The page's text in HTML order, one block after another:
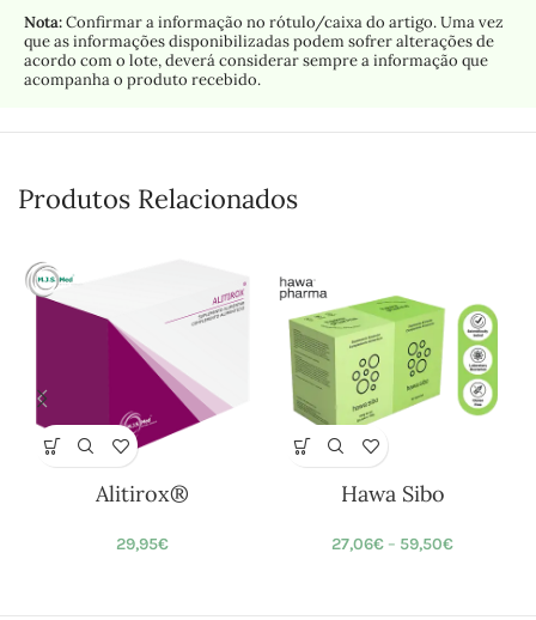
Nota:Confirmar a informação no rótulo/caixa do artigo. Uma vez
que as informações disponibilizadas podem sofrer alterações de
acordo com o lote, deverá considerar sempre a informação que
acompanha o produto recebido.
Produtos Relacionados
Alitirox®
29,95€
Hawa Sibo
27,06€ – 59,50€